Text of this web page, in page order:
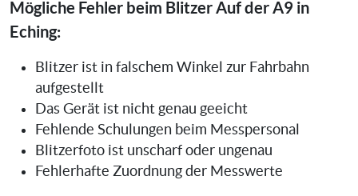
Mögliche Fehler beim Blitzer Auf der A9 in
Eching:
Blitzer ist in falschem Winkel zur Fahrbahn
aufgestellt
Das Gerät ist nicht genau geeicht
Fehlende Schulungen beim Messpersonal
Blitzerfoto ist unscharf oder ungenau
Fehlerhafte Zuordnung der Messwerte